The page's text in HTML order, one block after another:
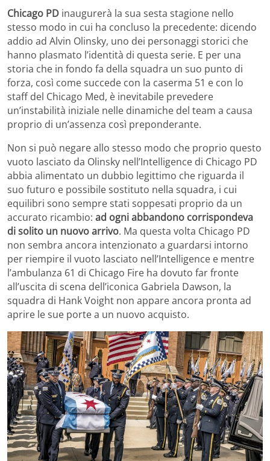
Chicago PD inaugurerà la sua sesta stagione nello
stesso modo in cui ha concluso la precedente: dicendo
addio ad Alvin Olinsky, uno dei personaggi storici che
hanno plasmato l’identità di questa serie. E per una
storia che in fondo fa della squadra un suo punto di
forza, così come succede con la caserma 51 e con lo
staff del Chicago Med, è inevitabile prevedere
un’instabilità iniziale nelle dinamiche del team a causa
proprio di un’assenza così preponderante.
Non si può negare allo stesso modo che proprio questo
vuoto lasciato da Olinsky nell’Intelligence di Chicago PD
abbia alimentato un dubbio legittimo che riguarda il
suo futuro e possibile sostituto nella squadra, i cui
equilibri sono sempre stati soppesati proprio da un
accurato ricambio: ad ogni abbandono corrispondeva
di solito un nuovo arrivo. Ma questa volta Chicago PD
non sembra ancora intenzionato a guardarsi intorno
per riempire il vuoto lasciato nell’Intelligence e mentre
l’ambulanza 61 di Chicago Fire ha dovuto far fronte
all’uscita di scena dell’iconica Gabriela Dawson, la
squadra di Hank Voight non appare ancora pronta ad
aprire le sue porte a un nuovo acquisto.